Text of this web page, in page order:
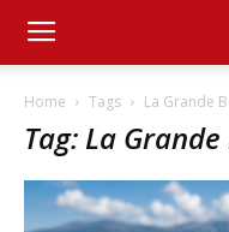
Home Tags La Grande
Tag: La